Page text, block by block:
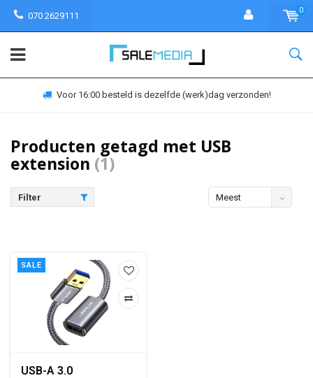
070 2629111
0
Voor 16:00 besteld is dezelfde (werk)dag verzonden!
Producten getagd met USB
extension (1)
Filter
Meest
SALE
USB-A 3.0